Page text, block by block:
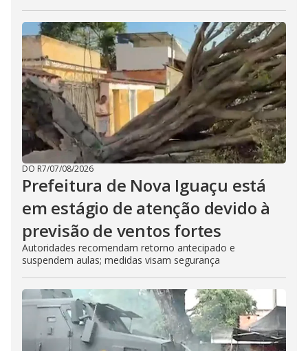
DO R7/07/08/2026
Prefeitura de Nova Iguaçu está
em estágio de atenção devido à
previsão de ventos fortes
Autoridades recomendam retorno antecipado e
suspendem aulas; medidas visam segurança